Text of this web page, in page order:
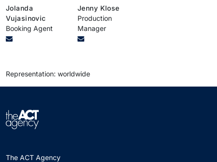
Jolanda
Vujasinovic
Booking Agent
Jenny Klose
Production
Manager
Representation: worldwide
The ACT Agency